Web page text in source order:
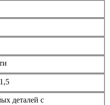
деталей с